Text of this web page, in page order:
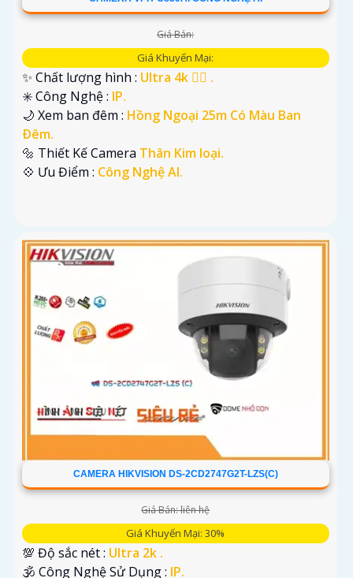
Giá Bán:
Giá Khuyến Mại:
✨ Chất lượng hình : Ultra 4k 👍🏾 .
✳️ Công Nghệ : IP.
🌙 Xem ban đêm : Hồng Ngoại 25m Có Màu Ban
Ðêm.
🔩 Thiết Kế Camera Thân Kim loại.
️💠 Ưu Điểm : Công Nghệ AI.
CAMERA HIKVISION DS-2CD2747G2T-LZS(C)
Giá Bán: liên hệ
Giá Khuyến Mại: 30%
💯 Độ sắc nét : Ultra 2k .
🕉️ Công Nghệ Sử Dụng : IP.